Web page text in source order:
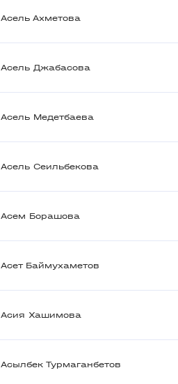
Асель Ахметова
Асель Джабасова
Асель Медетбаева
Асель Сеильбекова
Асем Борашова
Асет Баймухаметов
Асия Хашимова
Асылбек Турмаганбетов